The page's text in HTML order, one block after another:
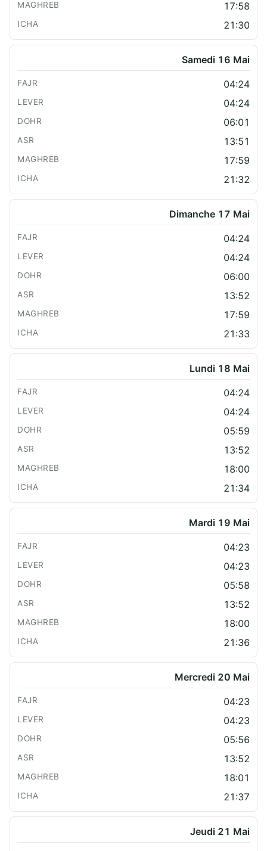
17:58
21:30
Samedi 16 Mai
04:24
04:24
06:01
13:51
17:59
21:32
Dimanche 17 Mai
04:24
04:24
06:00
13:52
17:59
21:33
Lundi 18 Mai
04:24
04:24
05:59
13:52
18:00
21:34
Mardi 19 Mai
04:23
04:23
05:58
13:52
18:00
21:36
Mercredi 20 Mai
04:23
04:23
05:56
13:52
18:01
21:37
Jeudi 21 Mai